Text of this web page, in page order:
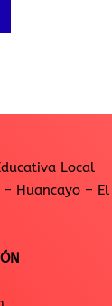
Local
Huancayo – El